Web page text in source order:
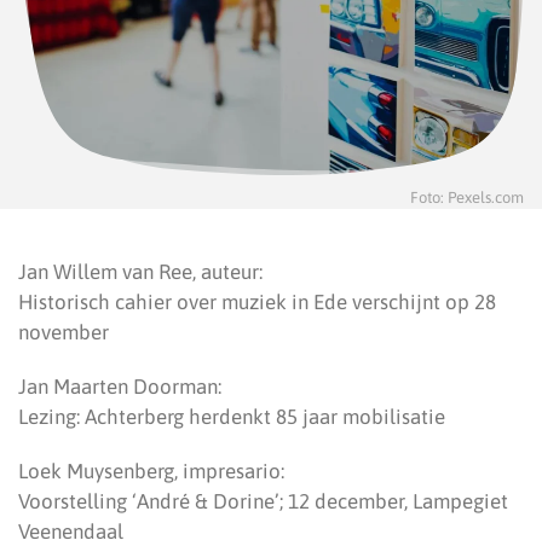
Foto: Pexels.com
Jan Willem van Ree, auteur:
Historisch cahier over muziek in Ede verschijnt op 28
november
⁠⁠Jan Maarten Doorman:
Lezing: Achterberg herdenkt 85 jaar mobilisatie
⁠⁠Loek Muysenberg, impresario:
Voorstelling ‘André & Dorine’; 12 december, Lampegiet
Veenendaal